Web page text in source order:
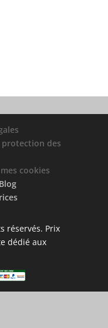
des
cookies
Blog
réservés. Prix
dédié aux